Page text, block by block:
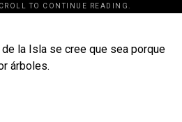
TO CONTINUE READING.
id="243463"]
la Isla se cree que sea porque
árboles.